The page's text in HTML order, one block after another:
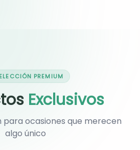
PREMIUM
Exclusivos
ocasiones que merecen
algo único